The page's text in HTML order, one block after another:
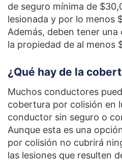
de seguro mínima de
lesionada y por lo menos
Además, deben tener
la propiedad de al menos
¿Qué hay de la
Muchos conductores
cobertura por colisión en
conductor sin seguro o
Aunque esta es una
por colisión no cubrirá
las lesiones que resulten